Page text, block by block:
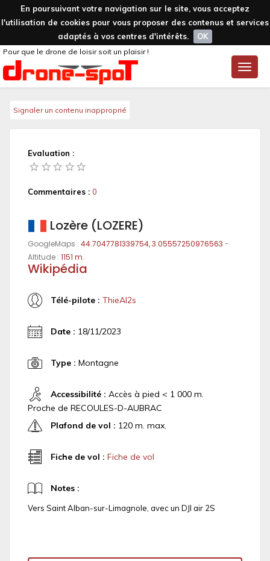
En poursuivant votre navigation sur le site, vous acceptez
l'utilisation de cookies pour vous proposer des contenus et services
adaptés à vos centres d'intérêts.
OK
Toggle
Pour que le drone de loisir soit un plaisir !
Signaler un contenu inapproprié
Evaluation :
Commentaires : 0
Lozère (LOZERE)
GoogleMaps : 44.7047781339754, 3.05557250976563 -
Altitude : 1151 m.
Wikipédia
Télé-pilote : ThieAI2s
Date : 18/11/2023
Type : Montagne
Accessibilité : Accès à pied < 1 000 m.
Proche de RECOULES-D-AUBRAC
Plafond de vol : 120 m. max.
Fiche de vol : Fiche de vol
Notes :
Vers Saint Alban-sur-Limagnole, avec un DJI air 2S